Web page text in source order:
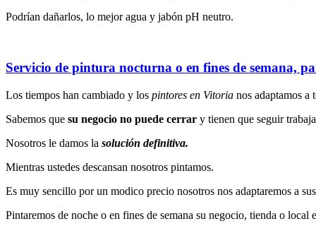
Podrían dañarlos, lo mejor agua y jabón pH neutro.
Servicio de pintura nocturna o en fines de semana,
Los tiempos han cambiado y los pintores en Vitoria nos adaptamos a
Sabemos que su negocio no puede cerrar y tienen que seguir
Nosotros le damos la solución definitiva.
Mientras ustedes descansan nosotros pintamos.
Es muy sencillo por un modico precio nosotros nos adaptaremos a
Pintaremos de noche o en fines de semana su negocio, tienda o local